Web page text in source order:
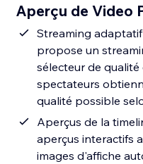
Aperçu de Video
Streaming
propose un
sélecteur de
spectateurs
qualité possible
Aperçus de la
aperçus interactifs
images d'affiche